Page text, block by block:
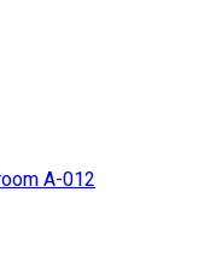
A-012